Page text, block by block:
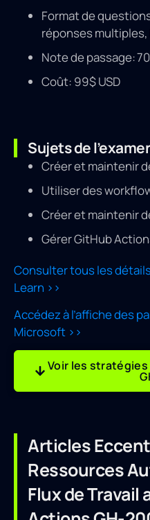
Format de
réponses
Note de passage:
Coût: 99$ USD
Sujets de
Créer et maintenir
Utiliser des
Créer et maintenir
Gérer GitHub
Consulter tous les
Learn >>
Accédez à l’affiche des
Microsoft >>
Voir les
Articles
Ressources
Flux de Travail